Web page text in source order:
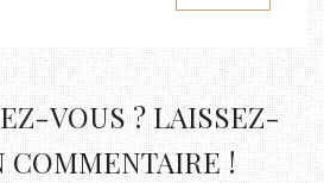
VOUS ? LAISSEZ-
COMMENTAIRE !